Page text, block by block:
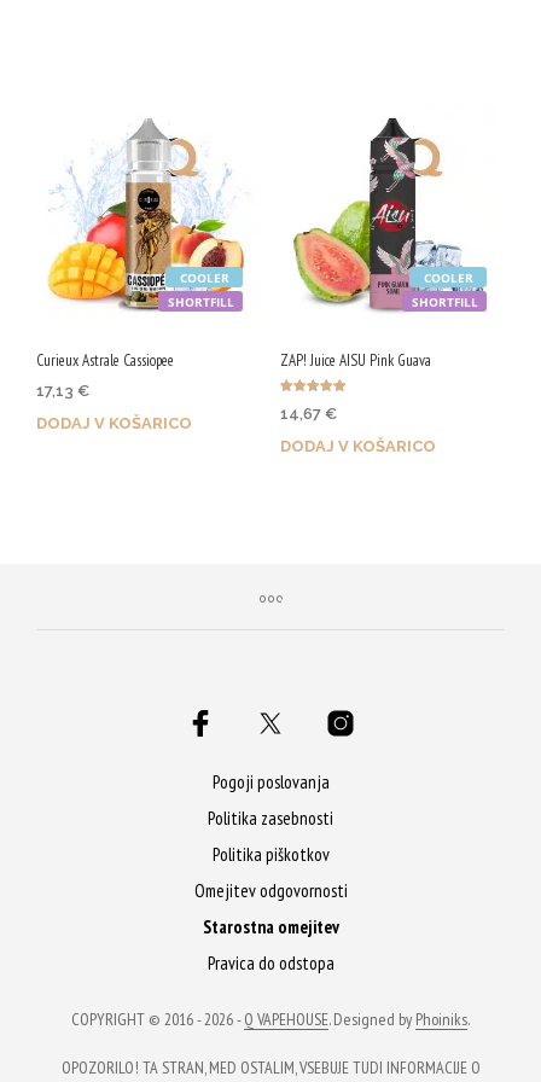
SHORTFILL
COOLER
Curieux Astrale Cassiopee
17,13 €
DODAJ V KOŠARICO
SHORTFILL
COOLER
ZAP! Juice AISU Pink Guava
5.00
14,67 €
DODAJ V KOŠARICO
Pogoji poslovanja
Politika zasebnosti
Politika piškotkov
Omejitev odgovornosti
Starostna omejitev
Pravica do odstopa
COPYRIGHT © 2016 - 2026 -Q VAPEHOUSE. Designed by Phoiniks.
OPOZORILO! TA STRAN, MED OSTALIM, VSEBUJE TUDI INFORMACIJE O